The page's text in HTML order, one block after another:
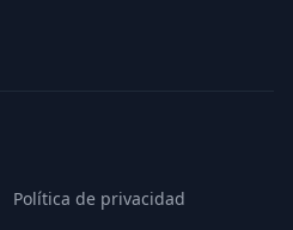
Política de privacidad